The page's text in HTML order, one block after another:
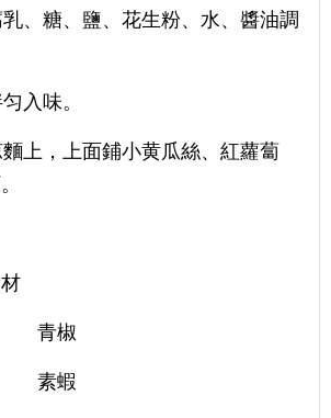
、糖、鹽、花生粉、水、醬油調
入味。
上，上面鋪小黄瓜絲、紅蘿蔔
椒
蝦